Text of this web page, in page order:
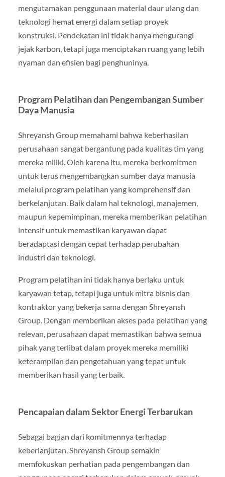
mengutamakan penggunaan material daur ulang dan
teknologi hemat energi dalam setiap proyek
konstruksi. Pendekatan ini tidak hanya mengurangi
jejak karbon, tetapi juga menciptakan ruang yang lebih
nyaman dan efisien bagi penghuninya.
Program Pelatihan dan Pengembangan Sumber
Daya Manusia
Shreyansh Group memahami bahwa keberhasilan
perusahaan sangat bergantung pada kualitas tim yang
mereka miliki. Oleh karena itu, mereka berkomitmen
untuk terus mengembangkan sumber daya manusia
melalui program pelatihan yang komprehensif dan
berkelanjutan. Baik dalam hal teknologi, manajemen,
maupun kepemimpinan, mereka memberikan pelatihan
intensif untuk memastikan karyawan dapat
beradaptasi dengan cepat terhadap perubahan
industri dan teknologi.
Program pelatihan ini tidak hanya berlaku untuk
karyawan tetap, tetapi juga untuk mitra bisnis dan
kontraktor yang bekerja sama dengan Shreyansh
Group. Dengan memberikan akses pada pelatihan yang
relevan, perusahaan dapat memastikan bahwa semua
pihak yang terlibat dalam proyek mereka memiliki
keterampilan dan pengetahuan yang tepat untuk
memberikan hasil yang terbaik.
Pencapaian dalam Sektor Energi Terbarukan
Sebagai bagian dari komitmennya terhadap
keberlanjutan, Shreyansh Group semakin
memfokuskan perhatian pada pengembangan dan